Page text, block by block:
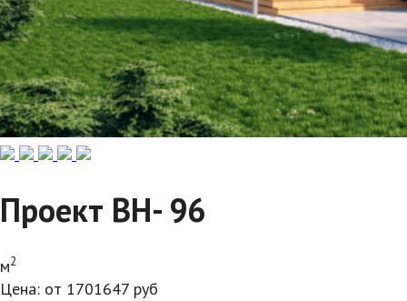
Проект ВН- 96
м2
Цена: от 1701647 руб